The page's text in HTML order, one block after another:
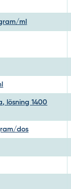
ml
lösning 1400
dos